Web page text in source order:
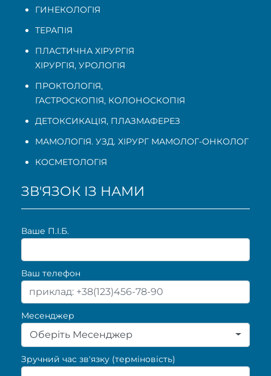
ГИНЕКОЛОГІЯ
ТЕРАПІЯ
ПЛАСТИЧНА ХІРУРГІЯ
ХІРУРГІЯ, УРОЛОГІЯ
ПРОКТОЛОГІЯ,
ГАСТРОСКОПІЯ, КОЛОНОСКОПІЯ
ДЕТОКСИКАЦІЯ, ПЛАЗМАФЕРЕЗ
МАМОЛОГІЯ. УЗД. ХІРУРГ МАМОЛОГ-ОНКОЛОГ
КОСМЕТОЛОГІЯ
ЗВ'ЯЗОК ІЗ НАМИ
Ваше П.I.Б.
Ваш телефон
Месенджер
Оберіть Месенджер
Зручний час зв'язку (терміновість)